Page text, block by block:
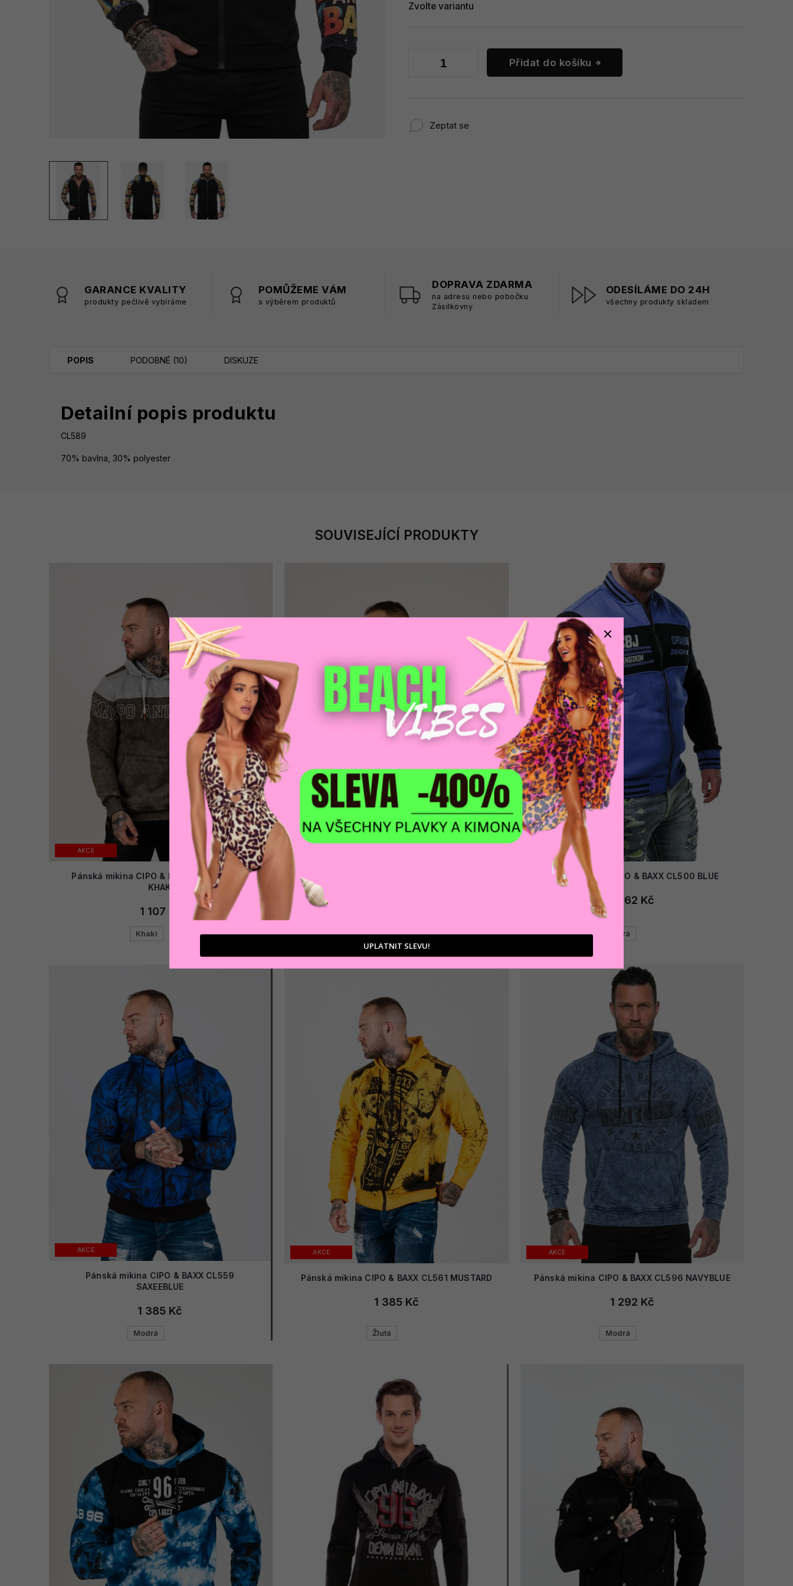
Zvolte variantu
Přidat do košíku
Zeptat se
GARANCE KVALITY
produkty pečlivě vybíráme
POMŮŽEME VÁM
s výběrem produktů
DOPRAVA ZDARMA
na adresu nebo pobočku
Zásilkovny
ODESÍLÁME DO 24H
všechny produkty skladem
SOUVISEJÍCÍ PRODUKTY
AKCE
Pánská mikina CIPO & BAXX CL428 GREY-
KHAKI
1 107 Kč
Khaki
Pánská mikina CIPO & BAXX CL557 YELLOW
Žlutá
AKCE
Pánská mikina CIPO & BAXX CL500 BLUE
1 662 Kč
Modrá
AKCE
Pánská mikina CIPO & BAXX CL559
SAXEEBLUE
1 385 Kč
Modrá
AKCE
Pánská mikina CIPO & BAXX CL561 MUSTARD
1 385 Kč
Žlutá
AKCE
Pánská mikina CIPO & BAXX CL596 NAVYBLUE
1 292 Kč
Modrá
POPIS PODOBNÉ (10) DISKUZE
Detailní popis produktu
CL589
70% bavlna, 30% polyester
UPLATNIT SLEVU!